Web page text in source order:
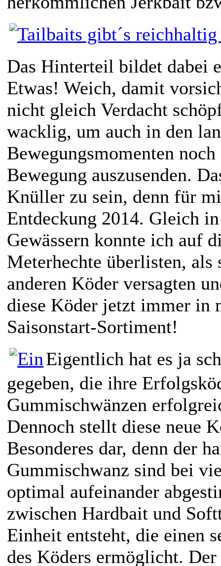
Das Hinterteil bildet dabei
Etwas! Weich, damit
nicht gleich Verdacht
wacklig, um auch in den
Bewegungsmomenten
Bewegung auszusenden.
Knüller zu sein, denn für
Entdeckung 2014. Gleich
Gewässern konnte ich auf
Meterhechte überlisten,
anderen Köder versagten
diese Köder jetzt immer in
Saisonstart-Sortiment!
Eigentlich hat es ja
gegeben, die ihre
Gummischwänzen
Dennoch stellt diese neue
Besonderes dar, denn der
Gummischwanz sind bei
optimal aufeinander
zwischen Hardbait und
Einheit entsteht, die einen
des Köders ermöglicht.